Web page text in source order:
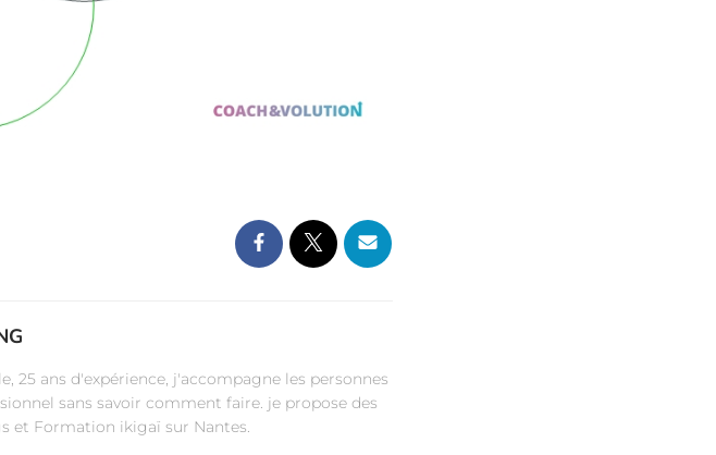
25 ans d'expérience, j'accompagne les personnes
sans savoir comment faire. je propose des
et Formation ikigaï sur Nantes.